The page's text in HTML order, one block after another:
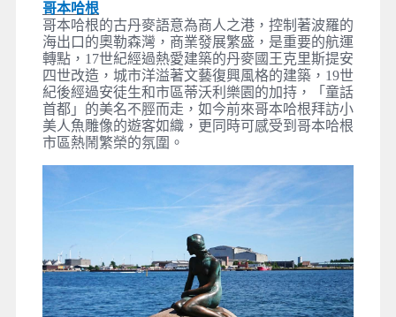
哥本哈根
哥本哈根的古丹麥語意為商人之港，控制著波羅的
海出口的奧勒森灣，商業發展繁盛，是重要的航運
轉點，17世紀經過熱愛建築的丹麥國王克里斯提安
四世改造，城市洋溢著文藝復興風格的建築，19世
紀後經過安徒生和市區蒂沃利樂園的加持，「童話
首都」的美名不脛而走，如今前來哥本哈根拜訪小
美人魚雕像的遊客如織，更同時可感受到哥本哈根
市區熱鬧繁榮的氛圍。